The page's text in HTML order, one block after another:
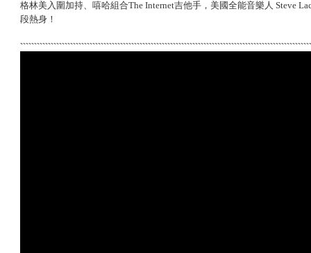
格林美入圍加持、嘻哈組合The Internet吉他手，美國全能音樂人 Steve
段熱身！